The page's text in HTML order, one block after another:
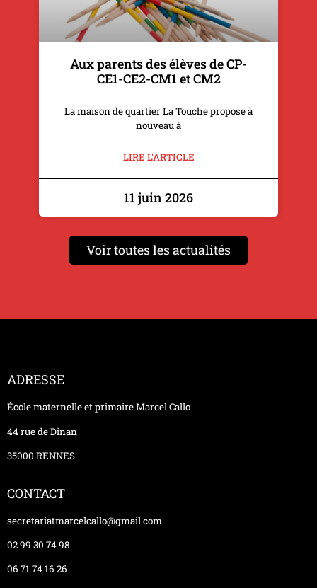
Aux parents des élèves de CP-
CE1-CE2-CM1 et CM2
La maison de quartier La Touche propose à
nouveau à
LIRE L'ARTICLE
11 juin 2026
Voir toutes les actualités
ADRESSE
École maternelle et primaire Marcel Callo
44 rue de Dinan
35000 RENNES
CONTACT
secretariatmarcelcallo@gmail.com
02 99 30 74 98
06 71 74 16 26